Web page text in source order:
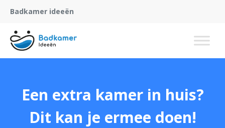
Badkamer ideeën
Een extra kamer in huis?
Dit kan je ermee doen!